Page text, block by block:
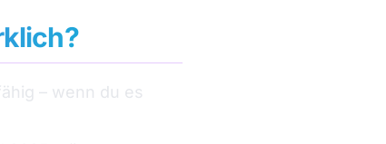
– wenn du es